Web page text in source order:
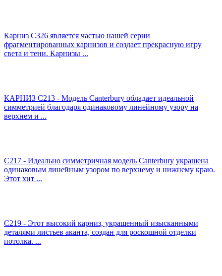
Карниз C326 является частью нашей серии
фрагментированных карнизов и создает прекрасную игру
света и тени. Карнизы ...
КАРНИЗ C213 - Модель Canterbury обладает идеальной
симметрией благодаря одинаковому линейному узору на
верхнем и ...
C217 - Идеально симметричная модель Canterbury украшена
одинаковым линейным узором по верхнему и нижнему краю.
Этот хит ...
C219 - Этот высокий карниз, украшенный изысканными
деталями листьев аканта, создан для роскошной отделки
потолка. ...